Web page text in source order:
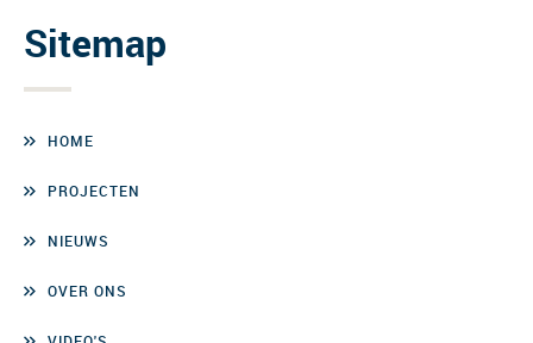
Sitemap
HOME
PROJECTEN
NIEUWS
OVER ONS